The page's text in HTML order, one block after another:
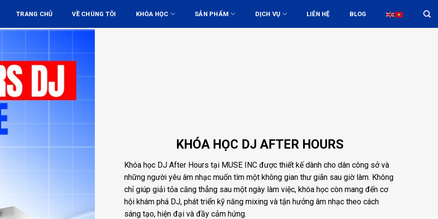
TRANG CHỦ VỀ CHÚNG TÔI KHÓA HỌC SẢN PHẨM DỊCH VỤ LIÊN HỆ BLOG
KHÓA HỌC DJ AFTER HOURS
Khóa học DJ After Hours tại MUSE INC được thiết kế dành cho dân công sở và
những người yêu âm nhạc muốn tìm một không gian thư giãn sau giờ làm. Không
chỉ giúp giải tỏa căng thẳng sau một ngày làm việc, khóa học còn mang đến cơ
hội khám phá DJ, phát triển kỹ năng mixing và tận hưởng âm nhạc theo cách
sáng tạo, hiện đại và đầy cảm hứng.